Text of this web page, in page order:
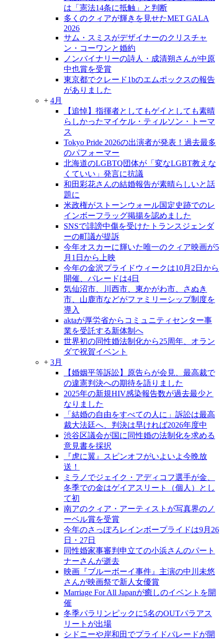
は「憲法14条に抵触」と判断
多くのクィアが輝きを見せたMET GALA
2026
サム・スミスがデザイナーのクリスチャ
ン・コーワンと婚約
ノンバイナリーの詩人・成清朔さんが中原
中也賞を受賞
東京都でクレード1bのエムポックスの報告
がありました
+ 4月
【追悼】指揮者としてもゲイとしても素晴
らしかったマイケル・ティルソン・トーマ
ス
Tokyo Pride 2026の出演者が発表！過去最多
のパフォーマー
北海道のLGBTQ団体が「変なLGBT教えな
くていい」発言に抗議
和田彩花さんの結婚報告が素晴らしいと話
題に
米政権がストーンウォール国定史跡でのレ
インボーフラッグ掲揚を認めました
SNSで誹謗中傷を受けたトランスジェンダ
ーの町議が提訴
今年オスカーに輝いた唯一のクィア映画が5
月1日から上映
今年の金沢プライドウィークは10月2日から
開催、パレードは4日
気仙沼市、川西市、東かがわ市、さぬき
市、山鹿市などがファミリーシップ制度を
導入
aktaが厚労省からコミュニティセンター事
業を受託する新体制へ
世界初の同性婚法制化から25周年、オラン
ダで祝賀イベント
+ 3月
【婚姻平等訴訟】原告らが会見、最高裁で
の違憲判決への期待を語りました
2025年の新規HIV感染報告数が過去最少と
なりました
「結婚の自由をすべての人に」訴訟は最高
裁大法廷へ、判決は早ければ2026年度中
渋谷区議会が国に同性婚の法制化を求める
意見書を採択
『虎に翼』スピンオフがいよいよ今晩放
送！
ミラノでジェイク・アディコフ選手が金、
冬季での金はゲイアスリート（個人）とし
て初
南アのクィア・アーティストが写真界のノ
ーベル賞を受賞
今年のさっぽろレインボープライドは9月26
日・27日
同性婚家事審判申立ての小浜さんのパート
ナーさんが逝去
映画『ブルーボーイ事件』主演の中川未悠
さんが映画祭で新人女優賞
Marriage For All Japanが癒しのイベントを開
催
冬季パラリンピックに5名のOUTパラアス
リートが出場
シドニーや岸和田でプライドパレードが開